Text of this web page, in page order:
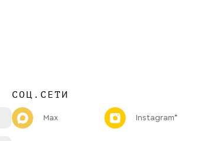
СОЦ.СЕТИ
Max Instagram*